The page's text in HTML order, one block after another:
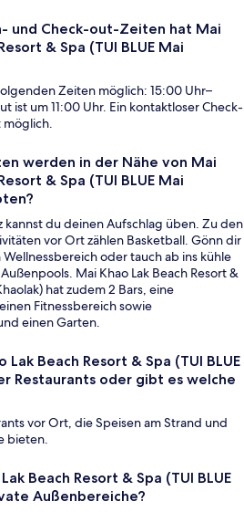
und Check-out-Zeiten hat Mai
& Spa (TUI BLUE Mai
Zeiten möglich: 15:00 Uhr–
ist um 11:00 Uhr. Ein kontaktloser Check-
möglich.
werden in der Nähe von Mai
& Spa (TUI BLUE Mai
kannst du deinen Aufschlag üben. Zu den
vor Ort zählen Basketball. Gönn dir
oder tauch ab ins kühle
Mai Khao Lak Beach Resort &
hat zudem 2 Bars, eine
Fitnessbereich sowie
einen Garten.
Beach Resort & Spa (TUI BLUE
Restaurants oder gibt es welche
vor Ort, die Speisen am Strand und
bieten.
Beach Resort & Spa (TUI BLUE
Außenbereiche?